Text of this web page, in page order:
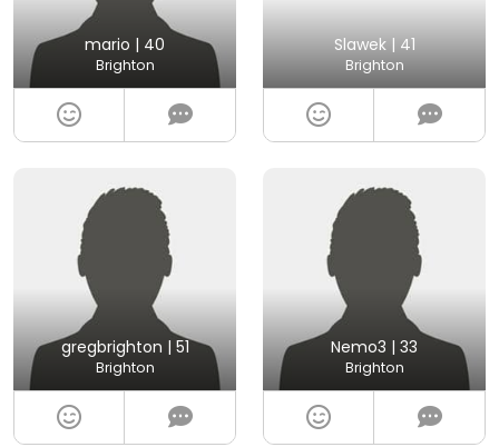
mario | 40
Brighton
Slawek | 41
Brighton
gregbrighton | 51
Brighton
Nemo3 | 33
Brighton